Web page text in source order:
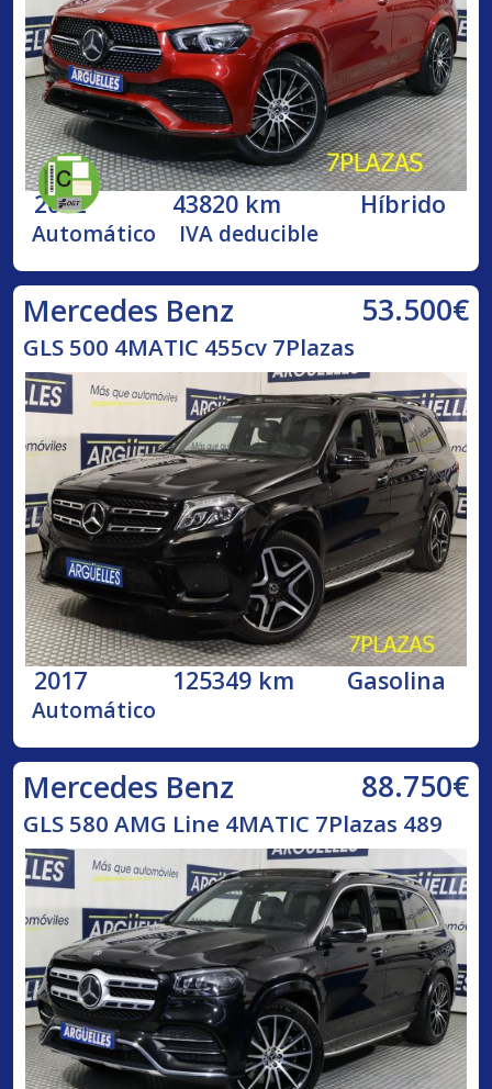
2022 43820 km Híbrido
Automático IVA deducible
Mercedes Benz 53.500€
GLS 500 4MATIC 455cv 7Plazas
2017 125349 km Gasolina
Automático
Mercedes Benz 88.750€
GLS 580 AMG Line 4MATIC 7Plazas 489